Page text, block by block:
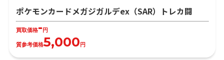
ポケモンカードメガジガルデex（SAR）トレカ闘
買取価格- 円
質参考価格5,000 円